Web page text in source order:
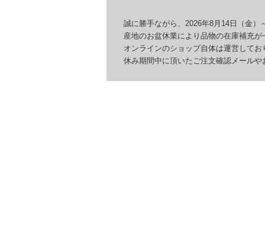
誠に勝手ながら、2026年8月14日（金）
産地のお盆休業により品物の在庫補充が
オンラインのショップ自体は運営してお
休み期間中に頂いたご注文確認メールや